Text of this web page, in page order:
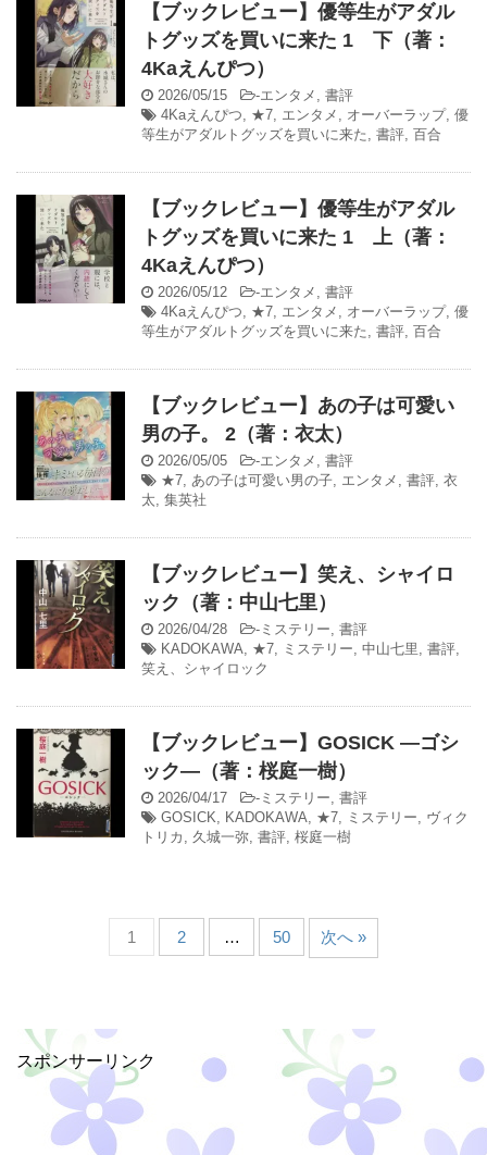
【ブックレビュー】優等生がアダル
トグッズを買いに来た 1 下（著：
4Kaえんぴつ）
2026/05/15 -エンタメ , 書評
4Kaえんぴつ, ★7, エンタメ , オーバーラップ, 優
等生がアダルトグッズを買いに来た, 書評, 百合
【ブックレビュー】優等生がアダル
トグッズを買いに来た 1 上（著：
4Kaえんぴつ）
2026/05/12 -エンタメ , 書評
4Kaえんぴつ, ★7, エンタメ , オーバーラップ, 優
等生がアダルトグッズを買いに来た, 書評, 百合
【ブックレビュー】あの子は可愛い
男の子。 2（著：衣太）
2026/05/05 -エンタメ , 書評
★7, あの子は可愛い男の子, エンタメ , 書評, 衣
太, 集英社
【ブックレビュー】笑え、シャイロ
ック（著：中山七里）
2026/04/28 - ミステリー, 書評
KADOKAWA, ★7, ミステリー, 中山七里 , 書評,
笑え、シャイロック
【ブックレビュー】GOSICK ―ゴシ
ック―（著：桜庭一樹）
2026/04/17 - ミステリー, 書評
GOSICK, KADOKAWA, ★7, ミステリー, ヴィク
トリカ , 久城一弥, 書評, 桜庭一樹
1 2 … 50 次へ »
スポンサーリンク